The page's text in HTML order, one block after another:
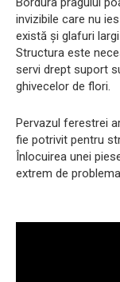
invizibile care nu
există și glafuri
Structura este
servi drept suport
ghivecelor de flori.
Pervazul ferestrei
fie potrivit pentru
Înlocuirea unei
extrem de